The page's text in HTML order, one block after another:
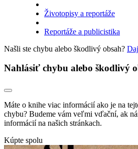
Životopisy a reportáže
Reportáže a publicistika
Našli ste chybu alebo škodlivý obsah?
Nahlásiť chybu alebo škodlivý
Máte o knihe viac informácií ako je na
chybu? Budeme vám veľmi vďační, ak
informácií na našich stránkach.
Kúpte spolu